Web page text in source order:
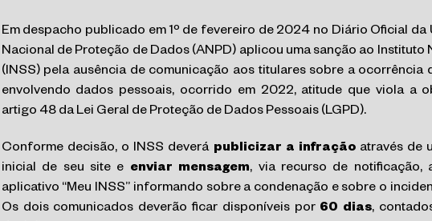
Em despacho publicado em 1º de fevereiro de 2024 no Diário Oficial da
Nacional de Proteção de Dados (ANPD) aplicou uma sanção ao
(INSS) pela ausência de comunicação aos titulares sobre a ocorrência
envolvendo dados pessoais, ocorrido em 2022, atitude que viola a
artigo 48 da Lei Geral de Proteção de Dados Pessoais (LGPD).
Conforme decisão, o INSS deverá publicizar a infraçãoatravés de
inicial de seu site e enviar mensagem, via recurso de notificação,
aplicativo “Meu INSS” informando sobre a condenação e sobre o
Os dois comunicados deverão ficar disponíveis por 60 dias,